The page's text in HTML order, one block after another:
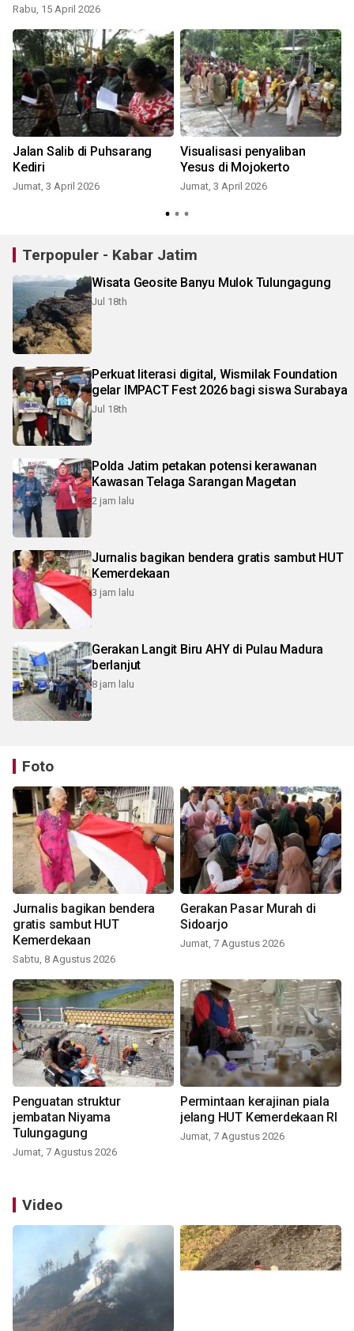
Rabu, 15 April 2026
Jalan Salib di Puhsarang
Kediri
Jumat, 3 April 2026
Visualisasi penyaliban
Yesus di Mojokerto
Jumat, 3 April 2026
Terpopuler - Kabar Jatim
Wisata Geosite Banyu Mulok Tulungagung
Jul 18th
Perkuat literasi digital, Wismilak Foundation
gelar IMPACT Fest 2026 bagi siswa Surabaya
Jul 18th
Polda Jatim petakan potensi kerawanan
Kawasan Telaga Sarangan Magetan
2 jam lalu
Jurnalis bagikan bendera gratis sambut HUT
Kemerdekaan
3 jam lalu
Gerakan Langit Biru AHY di Pulau Madura
berlanjut
8 jam lalu
Foto
Jurnalis bagikan bendera
gratis sambut HUT
Kemerdekaan
Sabtu, 8 Agustus 2026
Gerakan Pasar Murah di
Sidoarjo
Jumat, 7 Agustus 2026
Penguatan struktur
jembatan Niyama
Tulungagung
Jumat, 7 Agustus 2026
Permintaan kerajinan piala
jelang HUT Kemerdekaan RI
Jumat, 7 Agustus 2026
Video